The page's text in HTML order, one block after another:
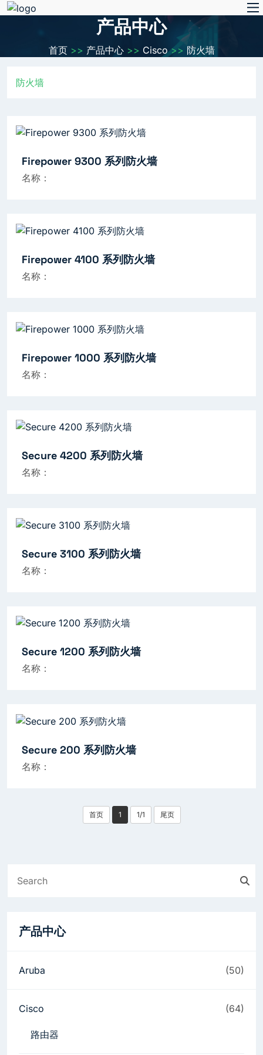
产品中心
首页>> 产品中心>> Cisco>> 防火墙
防火墙
Firepower 9300 系列防火墙
名称：
Firepower 4100 系列防火墙
名称：
Firepower 1000 系列防火墙
名称：
Secure 4200 系列防火墙
名称：
Secure 3100 系列防火墙
名称：
Secure 1200 系列防火墙
名称：
Secure 200 系列防火墙
名称：
首页 1 1/1 尾页
产品中心
Aruba (50)
Cisco (64)
路由器